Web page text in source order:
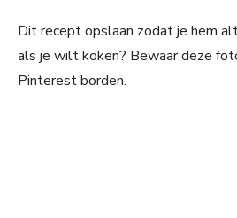
Dit recept opslaan zodat je hem
als je wilt koken? Bewaar deze
Pinterest borden.